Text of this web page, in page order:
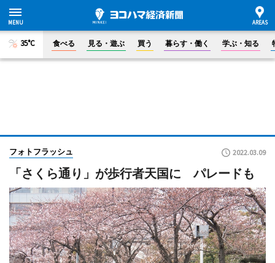
35°C 食べる 見る・遊ぶ 買う 暮らす・働く 学ぶ・知る
フォトフラッシュ 2022.03.09
「さくら通り」が歩行者天国に パレードも